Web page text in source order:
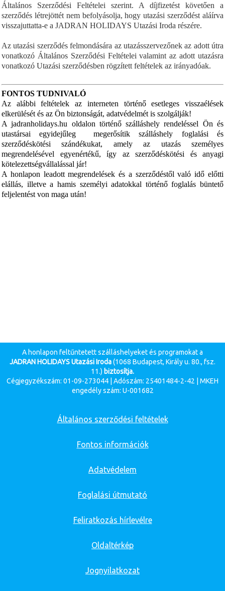
Általános Szerződési Feltételei szerint. A díjfizetést követően a
szerződés létrejöttét nem befolyásolja, hogy utazási szerződést aláírva
visszajuttatta-e a JADRAN HOLIDAYS Utazási Iroda részére.
Az utazási szerződés felmondására az utazásszervezőnek az adott útra
vonatkozó Általános Szerződési Feltételei valamint az adott utazásra
vonatkozó Utazási szerződésben rögzített feltételek az irányadóak.
FONTOS TUDNIVALÓ
Az alábbi feltételek az interneten történő esetleges visszaélések
elkerülését és az Ön biztonságát, adatvédelmét is szolgálják!
A jadranholidays.hu oldalon történő szálláshely rendeléssel Ön és
utastársai egyidejűleg megerősítik szálláshely foglalási és
szerződéskötési szándékukat, amely az utazás személyes
megrendelésével egyenértékű, így az szerződéskötési és anyagi
kötelezettségvállalással jár!
A honlapon leadott megrendelések és a szerződéstől való idő előtti
elállás, illetve a hamis személyi adatokkal történő foglalás büntető
feljelentést von maga után!
A honlapon feltűntetett szálláshelyeket és programokat a
JADRAN HOLIDAYS Utazási Iroda(1068 Budapest, Király u. 80., fsz.
11.) biztosítja.
Cégjegyzékszám: 01-09-273044 | Adószám: 25401484-2-42 | MKEH
engedély szám: U-001682
Általános szerződési feltételek
Fontos információk
Adatvédelem
Foglalási útmutató
Feliratkozás hírlevélre
Oldaltérkép
Jognyilatkozat